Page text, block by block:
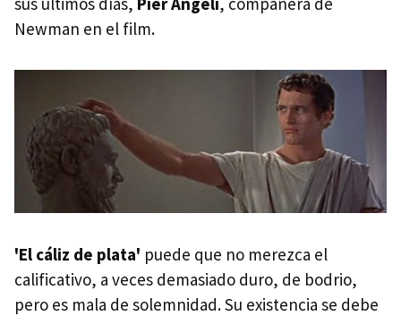
Newman en el film.
'El cáliz de plata' puede que no merezca el
calificativo, a veces demasiado duro, de bodrio,
pero es mala de solemnidad. Su existencia se debe